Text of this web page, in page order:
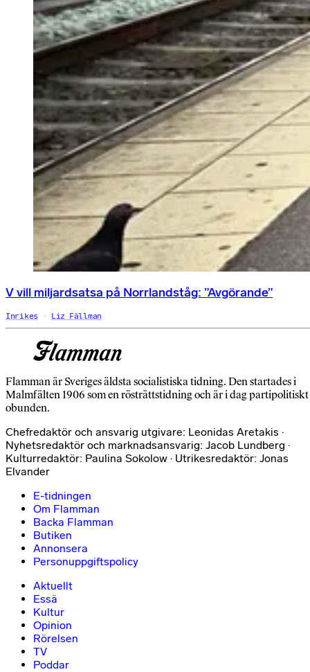
V vill miljardsatsa på Norrlandståg: ”Avgörande”
Inrikes Liz Fällman
Flamman är Sveriges äldsta socialistiska tidning. Den startades i
Malmfälten 1906 som en rösträttstidning och är i dag partipolitiskt
obunden.
Chefredaktör och ansvarig utgivare: Leonidas Aretakis ·
Nyhetsredaktör och marknadsansvarig: Jacob Lundberg ·
Kulturredaktör: Paulina Sokolow · Utrikesredaktör: Jonas
Elvander
E-tidningen
Om Flamman
Backa Flamman
Butiken
Annonsera
Personuppgiftspolicy
Aktuellt
Essä
Kultur
Opinion
Rörelsen
TV
Poddar